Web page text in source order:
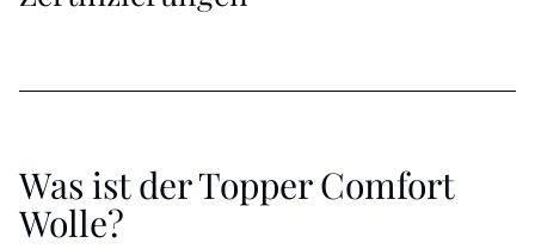
Was ist der Topper Comfort
Wolle?